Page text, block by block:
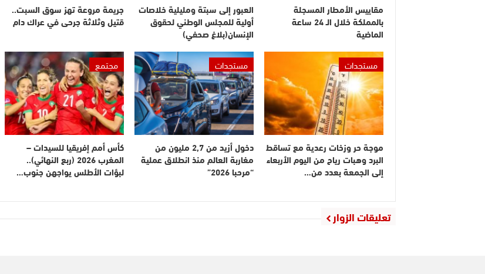
مقاييس الأمطار المسجلة
بالمملكة خلال الـ 24 ساعة
الماضية
العبور إلى سبتة ومليلية خلاصات
أولية للمجلس الوطني لحقوق
الإنسان(بلاغ صحفي)
جريمة مروعة تهز سوق السبت..
قتيل وثلاثة جرحى في عراك دام
مستجدات
موجة حر وزخات رعدية مع تساقط
البرد وهبات رياح من اليوم الأربعاء
إلى الجمعة بعدد من…
مستجدات
دخول أزيد من 2,7 مليون من
مغاربة العالم منذ انطلاق عملية
“مرحبا 2026”
مجتمع
كأس أمم إفريقيا للسيدات –
المغرب 2026 (ربع النهائي)..
لبؤات الأطلس يواجهن جنوب…
تعليقات الزوار